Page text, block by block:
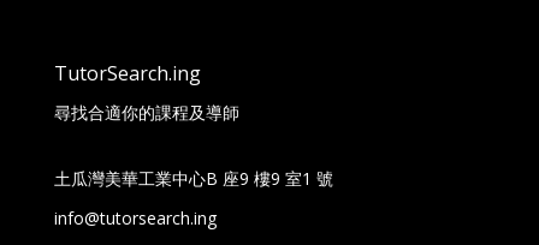
TutorSearch.ing
尋找合適你的課程及導師
土瓜灣美華工業中心B 座9 樓9 室1 號
info@tutorsearch.ing